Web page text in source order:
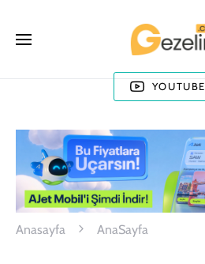
YOUTUBE
Anasayfa AnaSayfa